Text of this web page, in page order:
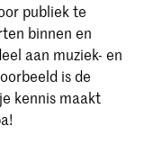
publiek te
binnen en
aan muziek- en
is de
kennis maakt